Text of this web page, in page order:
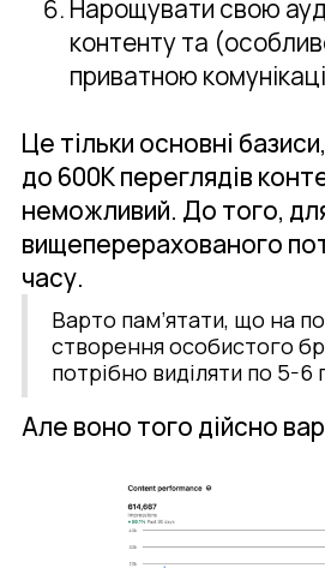
Нарощувати свою
контенту та
приватною
Це тільки основні
до 600K переглядів
неможливий. До того,
вищеперерахованого
часу.
Варто пам’ятати, що на
створення особистого
потрібно виділяти по 5-6
Але воно того дійсно